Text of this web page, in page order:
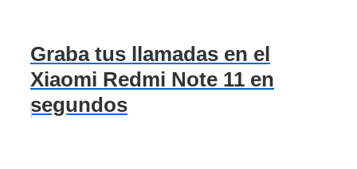
Graba tus llamadas en el
Xiaomi Redmi Note 11 en
segundos